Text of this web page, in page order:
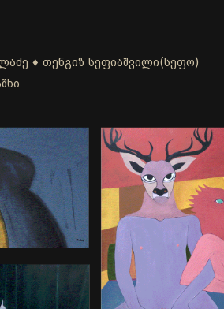
♦ თენგიზ სეფიაშვილი(სეფო)